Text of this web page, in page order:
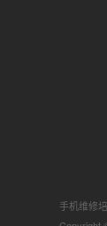
手机维修